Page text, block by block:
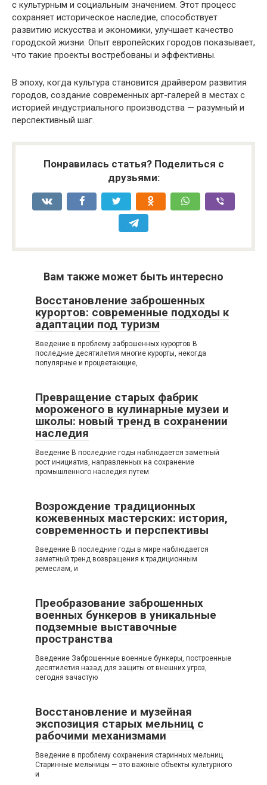
с культурным и социальным значением. Этот процесс
сохраняет историческое наследие, способствует
развитию искусства и экономики, улучшает качество
городской жизни. Опыт европейских городов показывает,
что такие проекты востребованы и эффективны.
В эпоху, когда культура становится драйвером развития
городов, создание современных арт-галерей в местах с
историей индустриального производства — разумный и
перспективный шаг.
Понравилась статья? Поделиться с
друзьями:
Вам также может быть интересно
Восстановление заброшенных
курортов: современные подходы к
адаптации под туризм
Введение в проблему заброшенных курортов В
последние десятилетия многие курорты, некогда
популярные и процветающие,
Превращение старых фабрик
мороженого в кулинарные музеи и
школы: новый тренд в сохранении
наследия
Введение В последние годы наблюдается заметный
рост инициатив, направленных на сохранение
промышленного наследия путем
Возрождение традиционных
кожевенных мастерских: история,
современность и перспективы
Введение В последние годы в мире наблюдается
заметный тренд возвращения к традиционным
ремеслам, и
Преобразование заброшенных
военных бункеров в уникальные
подземные выставочные
пространства
Введение Заброшенные военные бункеры, построенные
десятилетия назад для защиты от внешних угроз,
сегодня зачастую
Восстановление и музейная
экспозиция старых мельниц с
рабочими механизмами
Введение в проблему сохранения старинных мельниц
Старинные мельницы — это важные объекты культурного
и